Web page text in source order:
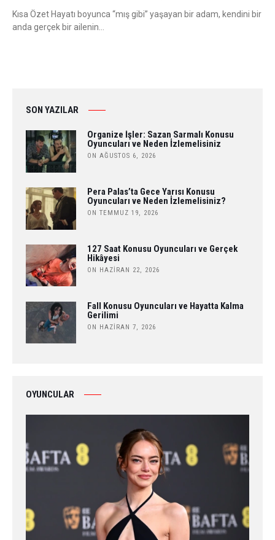
Kısa Özet Hayatı boyunca “mış gibi” yaşayan bir adam, kendini bir
anda gerçek bir ailenin…
SON YAZILAR
Organize İşler: Sazan Sarmalı Konusu
Oyuncuları ve Neden İzlemelisiniz
ON AĞUSTOS 6, 2026
Pera Palas’ta Gece Yarısı Konusu
Oyuncuları ve Neden İzlemelisiniz?
ON TEMMUZ 19, 2026
127 Saat Konusu Oyuncuları ve Gerçek
Hikâyesi
ON HAZIRAN 22, 2026
Fall Konusu Oyuncuları ve Hayatta Kalma
Gerilimi
ON HAZIRAN 7, 2026
OYUNCULAR